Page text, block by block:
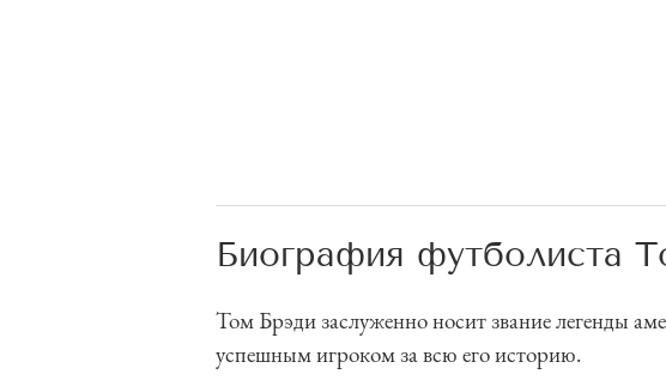
Биография футболиста
Том Брэди заслуженно носит звание легенды
успешным игроком за всю его историю.